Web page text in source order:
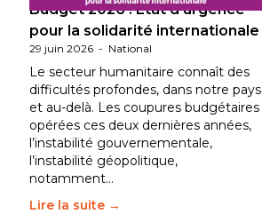
Budget 2026 : État d’urgence
pour la solidarité internationale
29 juin 2026 - National
Le secteur humanitaire connaît des
difficultés profondes, dans notre pays
et au-delà. Les coupures budgétaires
opérées ces deux dernières années,
l’instabilité gouvernementale,
l’instabilité géopolitique,
notamment…
Lire la suite →